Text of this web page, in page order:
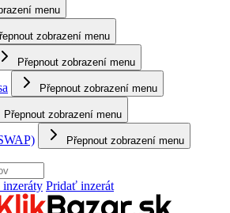
menu
zobrazení menu
Přepnout zobrazení menu
Přepnout zobrazení menu
Přepnout zobrazení menu
Přepnout zobrazení menu
Pridať inzerát